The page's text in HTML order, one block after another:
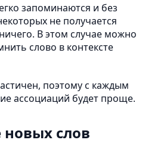
запоминаются и без
не получается
В этом случае можно
слово в контексте
поэтому с каждым
ассоциаций будет проще.
слов